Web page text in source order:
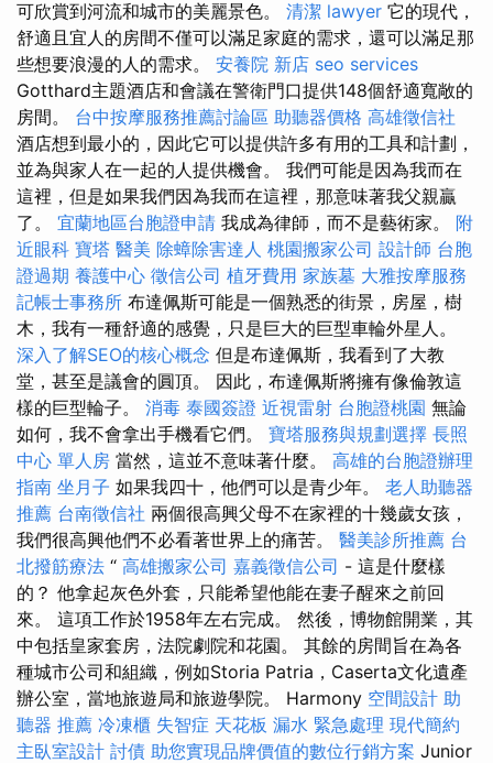
可欣賞到河流和城市的美麗景色。 清潔 lawyer 它的現代，
舒適且宜人的房間不僅可以滿足家庭的需求，還可以滿足那
些想要浪漫的人的需求。 安養院 新店 seo services
Gotthard主題酒店和會議在警衛門口提供148個舒適寬敞的
房間。 台中按摩服務推薦討論區 助聽器價格 高雄徵信社
酒店想到最小的，因此它可以提供許多有用的工具和計劃，
並為與家人在一起的人提供機會。 我們可能是因為我而在
這裡，但是如果我們因為我而在這裡，那意味著我父親贏
了。 宜蘭地區台胞證申請 我成為律師，而不是藝術家。 附
近眼科 寶塔 醫美 除蟑除害達人 桃園搬家公司 設計師 台胞
證過期 養護中心 徵信公司 植牙費用 家族墓 大雅按摩服務
記帳士事務所 布達佩斯可能是一個熟悉的街景，房屋，樹
木，我有一種舒適的感覺，只是巨大的巨型車輪外星人。
深入了解SEO的核心概念 但是布達佩斯，我看到了大教
堂，甚至是議會的圓頂。 因此，布達佩斯將擁有像倫敦這
樣的巨型輪子。 消毒 泰國簽證 近視雷射 台胞證桃園 無論
如何，我不會拿出手機看它們。 寶塔服務與規劃選擇 長照
中心 單人房 當然，這並不意味著什麼。 高雄的台胞證辦理
指南 坐月子 如果我四十，他們可以是青少年。 老人助聽器
推薦 台南徵信社 兩個很高興父母不在家裡的十幾歲女孩，
我們很高興他們不必看著世界上的痛苦。 醫美診所推薦 台
北撥筋療法 “ 高雄搬家公司 嘉義徵信公司 - 這是什麼樣
的？ 他拿起灰色外套，只能希望他能在妻子醒來之前回
來。 這項工作於1958年左右完成。 然後，博物館開業，其
中包括皇家套房，法院劇院和花園。 其餘的房間旨在為各
種城市公司和組織，例如Storia Patria，Caserta文化遺產
辦公室，當地旅遊局和旅遊學院。 Harmony 空間設計 助
聽器 推薦 冷凍櫃 失智症 天花板 漏水 緊急處理 現代簡約
主臥室設計 討債 助您實現品牌價值的數位行銷方案 Junior